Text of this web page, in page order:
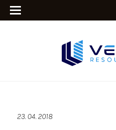
23. 04. 2018